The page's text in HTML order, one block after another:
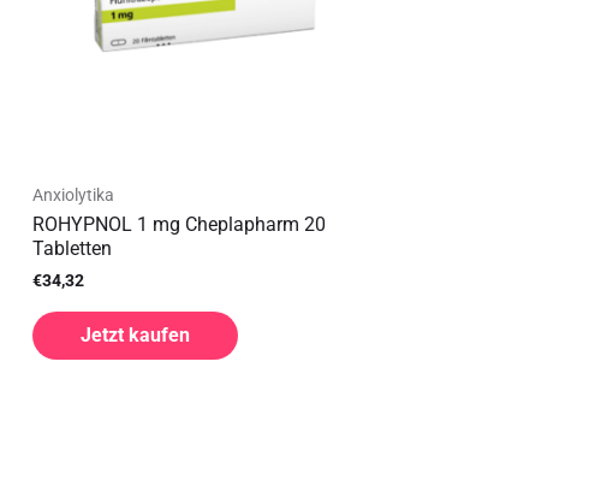
Anxiolytika
ROHYPNOL 1 mg Cheplapharm 20
Tabletten
€34,32
Jetzt kaufen